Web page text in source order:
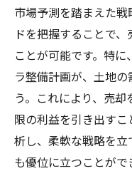
市場予測を踏まえた
ドを把握することで
ことが可能です。特
ラ整備計画が、土地
う。これにより、売
限の利益を引き出す
析し、柔軟な戦略を
も優位に立つことがで